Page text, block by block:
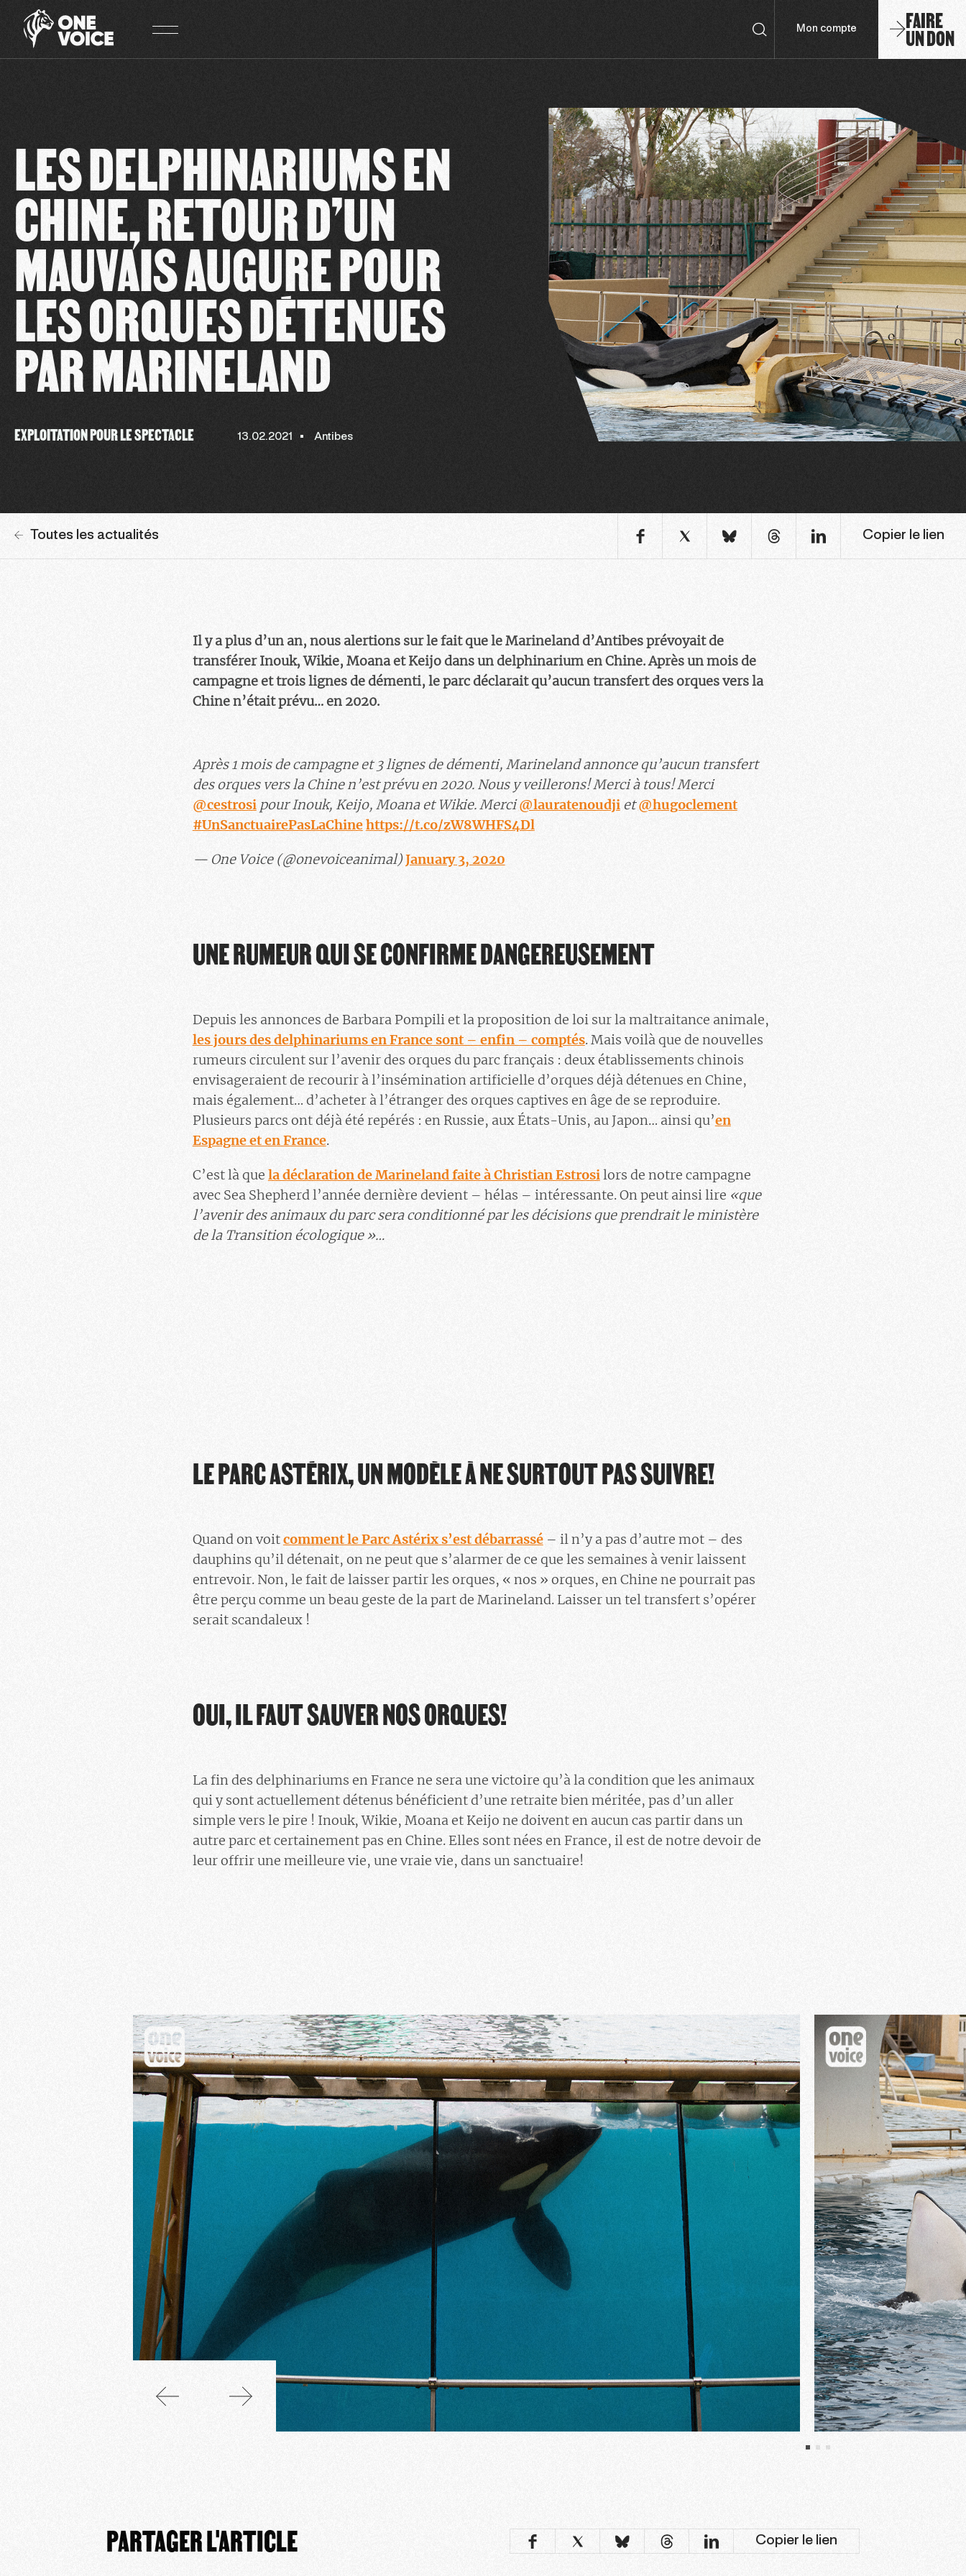
Mon compte FAIRE
UN DON
LES DELPHINARIUMS EN
CHINE, RETOUR D’UN
MAUVAIS AUGURE POUR
LES ORQUES DÉTENUES
PAR MARINELAND
EXPLOITATION POUR LE SPECTACLE 13.02.2021 Antibes
Toutes les actualités Copier le lien
Il y a plus d’un an, nous alertions sur le fait que le Marineland d’Antibes prévoyait de
transférer Inouk, Wikie, Moana et Keijo dans un delphinarium en Chine. Après un mois de
campagne et trois lignes de démenti, le parc déclarait qu’aucun transfert des orques vers la
Chine n’était prévu… en 2020.
Après 1 mois de campagne et 3 lignes de démenti, Marineland annonce qu’aucun transfert
des orques vers la Chine n’est prévu en 2020. Nous y veillerons! Merci à tous! Merci
@cestrosipour Inouk, Keijo, Moana et Wikie. Merci@lauratenoudjiet@hugoclement
#UnSanctuairePasLaChinehttps://t.co/zW8WHFS4Dl
— One Voice (@onevoiceanimal)January 3, 2020
UNE RUMEUR QUI SE CONFIRME DANGEREUSEMENT
Depuis les annonces de Barbara Pompili et la proposition de loi sur la maltraitance animale,
les jours des delphinariums en France sont – enfin – comptés. Mais voilà que de nouvelles
rumeurs circulent sur l’avenir des orques du parc français : deux établissements chinois
envisageraient de recourir à l’insémination artificielle d’orques déjà détenues en Chine,
mais également… d’acheter à l’étranger des orques captives en âge de se reproduire.
Plusieurs parcs ont déjà été repérés : en Russie, aux États-Unis, au Japon… ainsi qu’en
Espagne et en France.
C’est là que la déclaration de Marineland faite à Christian Estrosilors de notre campagne
avec Sea Shepherd l’année dernière devient – hélas – intéressante. On peut ainsi lire «que
l’avenir des animaux du parc sera conditionné par les décisions que prendrait le ministère
de la Transition écologique »…
LE PARC ASTÉRIX, UN MODÈLE À NE SURTOUT PAS SUIVRE!
Quand on voitcomment le Parc Astérix s’est débarrassé– il n’y a pas d’autre mot – des
dauphins qu’il détenait, on ne peut que s’alarmer de ce que les semaines à venir laissent
entrevoir. Non, le fait de laisser partir les orques, « nos » orques, en Chine ne pourrait pas
être perçu comme un beau geste de la part de Marineland. Laisser un tel transfert s’opérer
serait scandaleux !
OUI, IL FAUT SAUVER NOS ORQUES!
La fin des delphinariums en France ne sera une victoire qu’à la condition que les animaux
qui y sont actuellement détenus bénéficient d’une retraite bien méritée, pas d’un aller
simple vers le pire ! Inouk, Wikie, Moana et Keijo ne doivent en aucun cas partir dans un
autre parc et certainement pas en Chine. Elles sont nées en France, il est de notre devoir de
leur offrir une meilleure vie, une vraie vie, dans un sanctuaire!
PARTAGER L'ARTICLE Copier le lien